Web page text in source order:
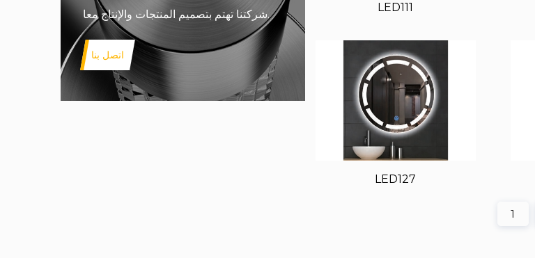
شركتنا تهتم بتصميم المنتجات والإنتاج معا.
اتصل بنا
LED111
LED127
1